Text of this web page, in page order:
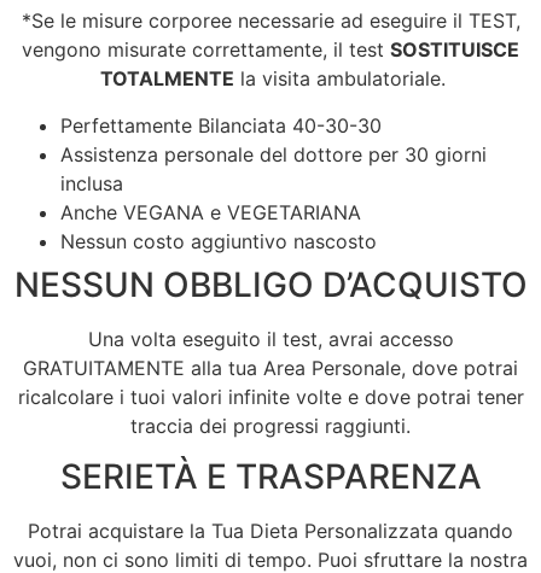
*Se le misure corporee necessarie ad eseguire il TEST,
vengono misurate correttamente, il test SOSTITUISCE
TOTALMENTE la visita ambulatoriale.
Perfettamente Bilanciata 40-30-30
Assistenza personale del dottore per 30 giorni
inclusa
Anche VEGANA e VEGETARIANA
Nessun costo aggiuntivo nascosto
NESSUN OBBLIGO D’ACQUISTO
Una volta eseguito il test, avrai accesso
GRATUITAMENTE alla tua Area Personale, dove potrai
ricalcolare i tuoi valori infinite volte e dove potrai tener
traccia dei progressi raggiunti.
SERIETÀ E TRASPARENZA
Potrai acquistare la Tua Dieta Personalizzata quando
vuoi, non ci sono limiti di tempo. Puoi sfruttare la nostra